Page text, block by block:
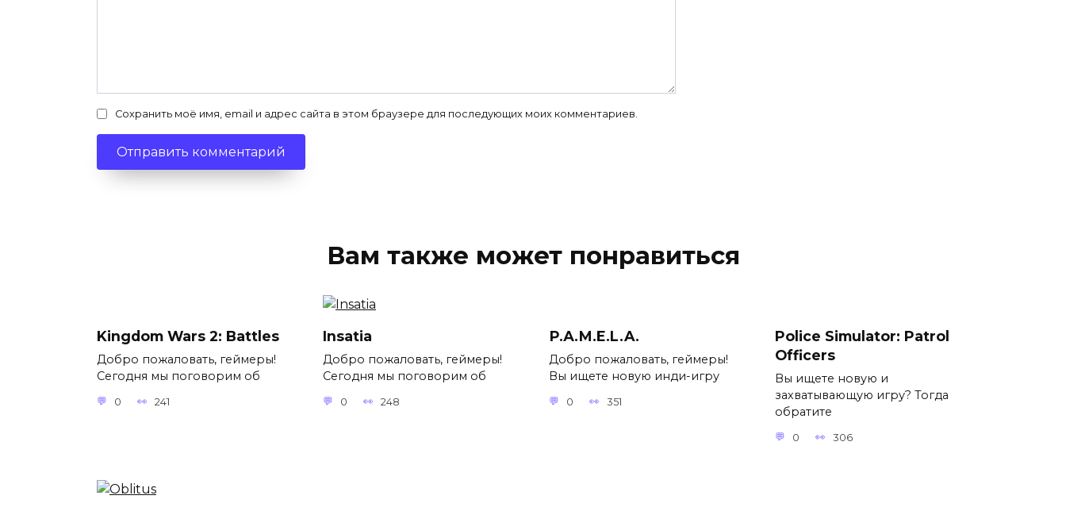
Сохранить моё имя, email и адрес сайта в этом браузере для последующих моих комментариев.
Вам также может понравиться
Kingdom Wars 2: Battles
Добро пожаловать, геймеры!
Сегодня мы поговорим об
0 241
Insatia
Добро пожаловать, геймеры!
Сегодня мы поговорим об
0 248
Р.А.М.E.L.A.
Добро пожаловать, геймеры!
Вы ищете новую инди-игру
0 351
Police Simulator: Patrol
Officers
Вы ищете новую и
захватывающую игру? Тогда
обратите
0 306